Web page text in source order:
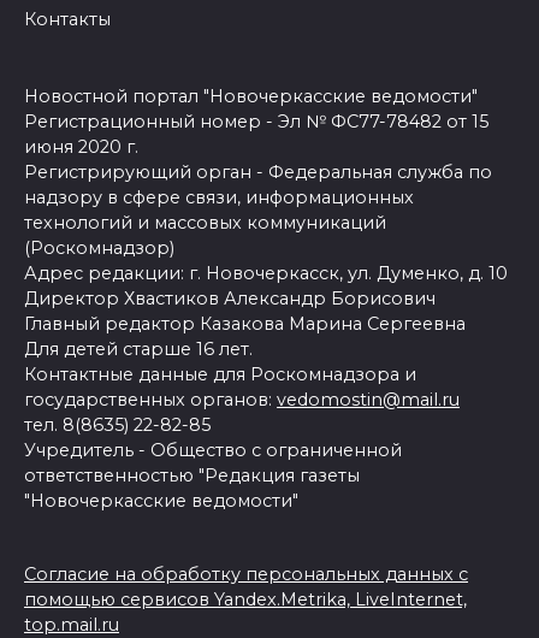
Контакты
Новостной портал "Новочеркасские ведомости"
Регистрационный номер - Эл № ФС77-78482 от 15
июня 2020 г.
Регистрирующий орган - Федеральная служба по
надзору в сфере связи, информационных
технологий и массовых коммуникаций
(Роскомнадзор)
Адрес редакции: г. Новочеркасск, ул. Думенко, д. 10
Директор Хвастиков Александр Борисович
Главный редактор Казакова Марина Сергеевна
Для детей старше 16 лет.
Контактные данные для Роскомнадзора и
государственных органов: vedomostin@mail.ru
тел. 8(8635) 22-82-85
Учредитель - Общество с ограниченной
ответственностью "Редакция газеты
"Новочеркасские ведомости"
Согласие на обработку персональных данных с
помощью сервисов Yandex.Metrika, LiveInternet,
top.mail.ru